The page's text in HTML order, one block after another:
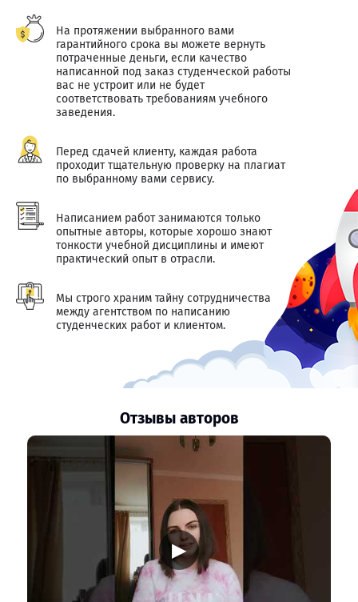
На протяжении выбранного вами
гарантийного срока вы можете вернуть
потраченные деньги, если качество
написанной под заказ студенческой работы
вас не устроит или не будет
соответствовать требованиям учебного
заведения.
Перед сдачей клиенту, каждая работа
проходит тщательную проверку на плагиат
по выбранному вами сервису.
Написанием работ занимаются только
опытные авторы, которые хорошо знают
тонкости учебной дисциплины и имеют
практический опыт в отрасли.
Мы строго храним тайну сотрудничества
между агентством по написанию
студенческих работ и клиентом.
Отзывы авторов
▶